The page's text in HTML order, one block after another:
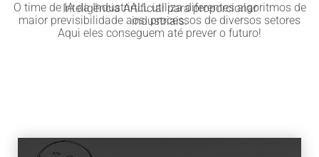
O time de IA da IndustriALL utiliza diferentes algoritmos de Inteligência Artificial para proporcionar
maior previsibilidade aos processos de diversos setores industriais.
Aqui eles conseguem até prever o futuro!